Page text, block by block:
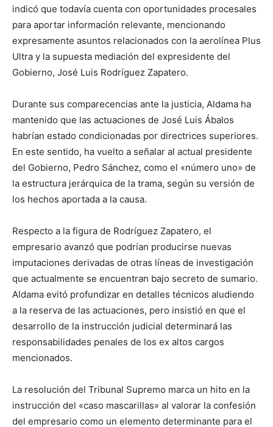
indicó que todavía cuenta con oportunidades procesales
para aportar información relevante, mencionando
expresamente asuntos relacionados con la aerolínea Plus
Ultra y la supuesta mediación del expresidente del
Gobierno, José Luis Rodríguez Zapatero.
Durante sus comparecencias ante la justicia, Aldama ha
mantenido que las actuaciones de José Luis Ábalos
habrían estado condicionadas por directrices superiores.
En este sentido, ha vuelto a señalar al actual presidente
del Gobierno, Pedro Sánchez, como el «número uno» de
la estructura jerárquica de la trama, según su versión de
los hechos aportada a la causa.
Respecto a la figura de Rodríguez Zapatero, el
empresario avanzó que podrían producirse nuevas
imputaciones derivadas de otras líneas de investigación
que actualmente se encuentran bajo secreto de sumario.
Aldama evitó profundizar en detalles técnicos aludiendo
a la reserva de las actuaciones, pero insistió en que el
desarrollo de la instrucción judicial determinará las
responsabilidades penales de los ex altos cargos
mencionados.
La resolución del Tribunal Supremo marca un hito en la
instrucción del «caso mascarillas» al valorar la confesión
del empresario como un elemento determinante para el